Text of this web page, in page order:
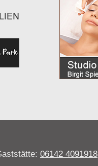
06142 4091918